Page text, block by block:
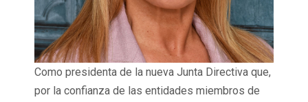
Como presidenta de la nueva Junta Directiva que,
por la confianza de las entidades miembros de